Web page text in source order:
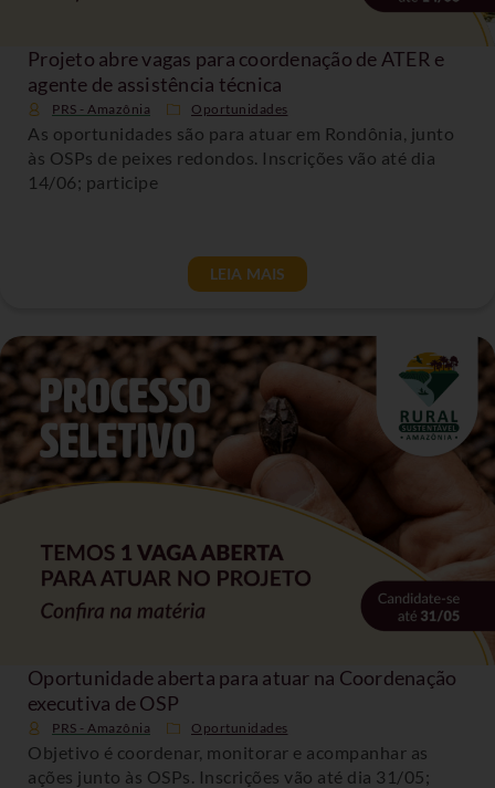
Projeto abre vagas para coordenação de ATER e
agente de assistência técnica
PRS - Amazônia Oportunidades
As oportunidades são para atuar em Rondônia, junto
às OSPs de peixes redondos. Inscrições vão até dia
14/06; participe
LEIA MAIS
Oportunidade aberta para atuar na Coordenação
executiva de OSP
PRS - Amazônia Oportunidades
Objetivo é coordenar, monitorar e acompanhar as
ações junto às OSPs. Inscrições vão até dia 31/05;